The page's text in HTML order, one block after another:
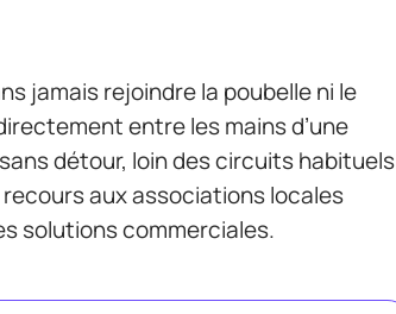
jamais rejoindre la poubelle ni le
entre les mains d’une
détour, loin des circuits habituels
aux associations locales
solutions commerciales.